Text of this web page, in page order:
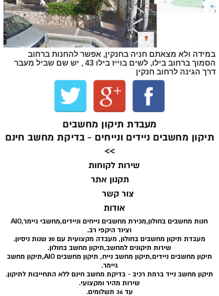
צור קשר
אודות
תקנון אתר
שירות לקוחות
חנות מחשבים בחולון,מכירת מחשבים נייחים וניידים,מחשבי גיימר,AIO
וציוד היקפי רב.
מעבדת תיקון מחשבים בחולון, מעבדה מקצועית עם 20 שנות ניסיון.
שירות תיקונים למחשב,תיקון מחשב בחולון.
תיקון מחשבים ניידים,תיקון מחשב נייח, תיקון מחשבים AIO,תיקון מחשב
גיימר.
תיקון מחשב נייד ברמת רכיב - בדיקת מחשב חינם ללא התחייבות לתיקון.
שירות מהיר ומקצועי.
עד 36 תשלומים.
מעבדת תיקון מחשבים
תיקון מחשבים ניידים ונייחים - בדיקת מחשב חינם
>>
במידה ולא מצאתם חניה בחנקין, אפשר להחנות ברחוב
הסמוך ברחוב בילו, לשים בוייז בילו 43 , יש שם שביל מעבר
דרך הגינה לרחוב חנקין